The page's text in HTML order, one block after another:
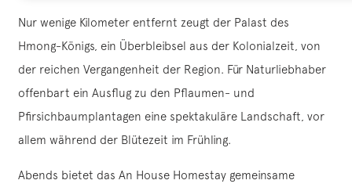
Nur wenige Kilometer entfernt zeugt der Palast des
Hmong-Königs, ein Überbleibsel aus der Kolonialzeit, von
der reichen Vergangenheit der Region. Für Naturliebhaber
offenbart ein Ausflug zu den Pflaumen- und
Pfirsichbaumplantagen eine spektakuläre Landschaft, vor
allem während der Blütezeit im Frühling.
Abends bietet das An House Homestay gemeinsame